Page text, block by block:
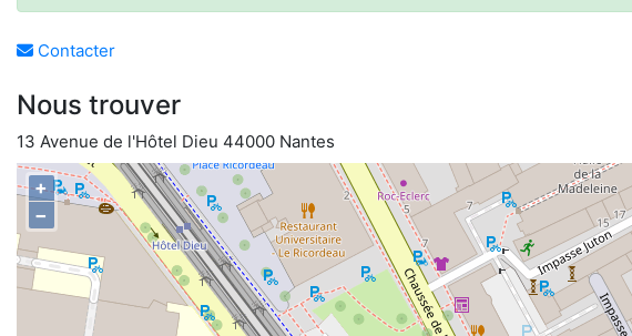
Contacter
Nous trouver
13 Avenue de l'Hôtel Dieu 44000 Nantes
+
−